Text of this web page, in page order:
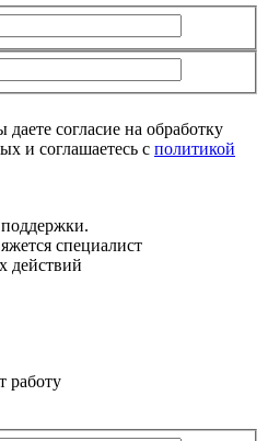
согласие на обработку
и соглашаетесь с политикой
специалист
действий
работу